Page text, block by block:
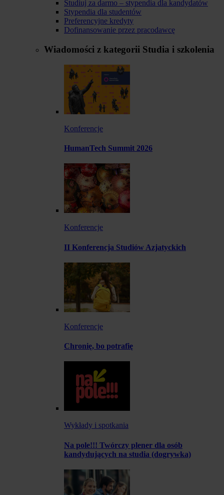
Studiuj za darmo – stypendia dla kandydatów
Stypendia dla studentów
Preferencyjne kredyty
Dofinansowanie przez pracodawcę
Wiadomości z kategorii Studia i szkolenia
Konferencje
HumanTech Summit 2026
Konferencje
II Konferencja Studiów Azjatyckich
Konferencje
Chronię, bo potrafię
Wykłady i spotkania
Na pole!!! Twórczy plener dla osób
kandydujących na studia (dogrywka)